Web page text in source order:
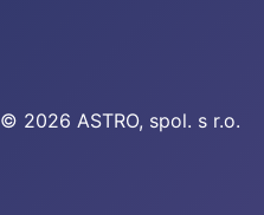
© 2026 ASTRO, spol. s r.o.